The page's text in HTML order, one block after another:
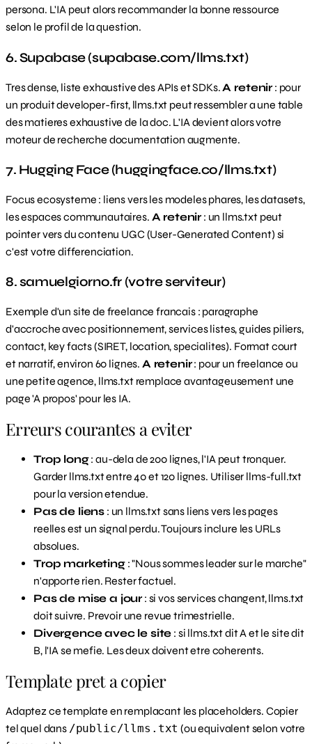
persona. L'IA peut alors recommander la bonne ressource
selon le profil de la question.
6. Supabase (supabase.com/llms.txt)
Tres dense, liste exhaustive des APIs et SDKs. A retenir: pour
un produit developer-first, llms.txt peut ressembler a une table
des matieres exhaustive de la doc. L'IA devient alors votre
moteur de recherche documentation augmente.
7. Hugging Face (huggingface.co/llms.txt)
Focus ecosysteme : liens vers les modeles phares, les datasets,
les espaces communautaires. A retenir: un llms.txt peut
pointer vers du contenu UGC (User-Generated Content) si
c'est votre differenciation.
8. samuelgiorno.fr (votre serviteur)
Exemple d'un site de freelance francais : paragraphe
d'accroche avec positionnement, services listes, guides piliers,
contact, key facts (SIRET, location, specialites). Format court
et narratif, environ 60 lignes. A retenir: pour un freelance ou
une petite agence, llms.txt remplace avantageusement une
page 'A propos' pour les IA.
Erreurs courantes a eviter
Trop long: au-dela de 200 lignes, l'IA peut tronquer.
Garder llms.txt entre 40 et 120 lignes. Utiliser llms-full.txt
pour la version etendue.
Pas de liens : un llms.txt sans liens vers les pages
reelles est un signal perdu. Toujours inclure les URLs
absolues.
Trop marketing: "Nous sommes leader sur le marche"
n'apporte rien. Rester factuel.
Pas de mise a jour: si vos services changent, llms.txt
doit suivre. Prevoir une revue trimestrielle.
Divergence avec le site : si llms.txt dit A et le site dit
B, l'IA se mefie. Les deux doivent etre coherents.
Template pret a copier
Adaptez ce template en remplacant les placeholders. Copier
tel quel dans /public/llms.txt (ou equivalent selon votre